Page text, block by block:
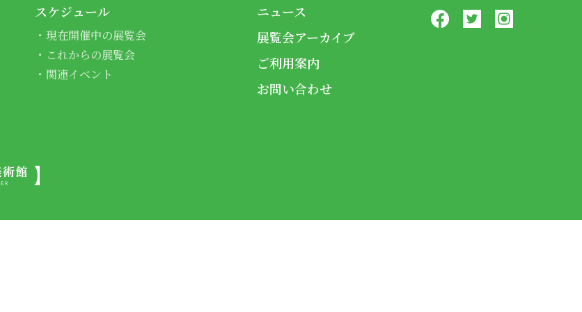
スケジュール
現在開催中の展覧会
これからの展覧会
関連イベント
ニュース
展覧会アーカイブ
ご利用案内
お問い合わせ